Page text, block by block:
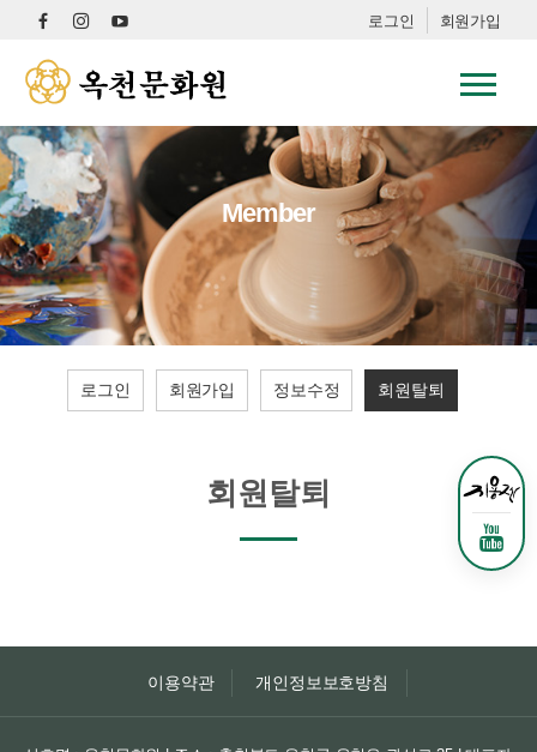
로그인 회원가입
Member
로그인 회원가입 정보수정 회원탈퇴
회원탈퇴
이용약관 개인정보보호방침